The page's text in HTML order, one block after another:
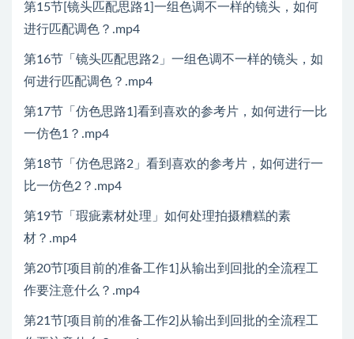
第15节[镜头匹配思路1]一组色调不一样的镜头，如何
进行匹配调色？.mp4
第16节「镜头匹配思路2」一组色调不一样的镜头，如
何进行匹配调色？.mp4
第17节「仿色思路1]看到喜欢的参考片，如何进行一比
一仿色1？.mp4
第18节「仿色思路2」看到喜欢的参考片，如何进行一
比一仿色2？.mp4
第19节「瑕疵素材处理」如何处理拍摄糟糕的素
材？.mp4
第20节[项目前的准备工作1]从输出到回批的全流程工
作要注意什么？.mp4
第21节[项目前的准备工作2]从输出到回批的全流程工